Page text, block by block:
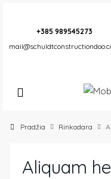
+385 989545273
Pradžia Rinkodara
Aliquam